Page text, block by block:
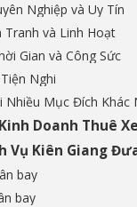
Nghiệp và Uy Tín
Tranh và Linh Hoạt
Gian và Công Sức
Nghi
Nhiều Mục Đích Khác
Doanh Thuê
Vụ Kiên Giang
bay
bay